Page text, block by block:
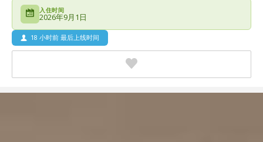
入住时间
2026年9月1日
18 小时前 最后上线时间